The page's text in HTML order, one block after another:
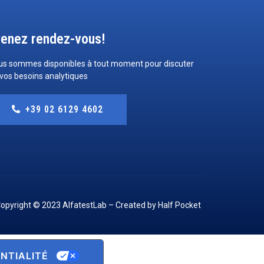
rendez-vous!
sommes disponibles à tout moment pour discuter
besoins analytiques
+39 02 6129 4602
© 2023 AlfatestLab – Created by Half Pocket